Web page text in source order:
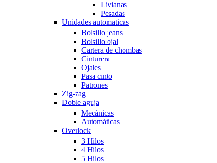
Livianas
Pesadas
Unidades automaticas
Bolsillo jeans
Bolsillo ojal
Cartera de chombas
Cinturera
Ojales
Pasa cinto
Patrones
Zig-zag
Doble aguja
Mecánicas
Automáticas
Overlock
3 Hilos
4 Hilos
5 Hilos